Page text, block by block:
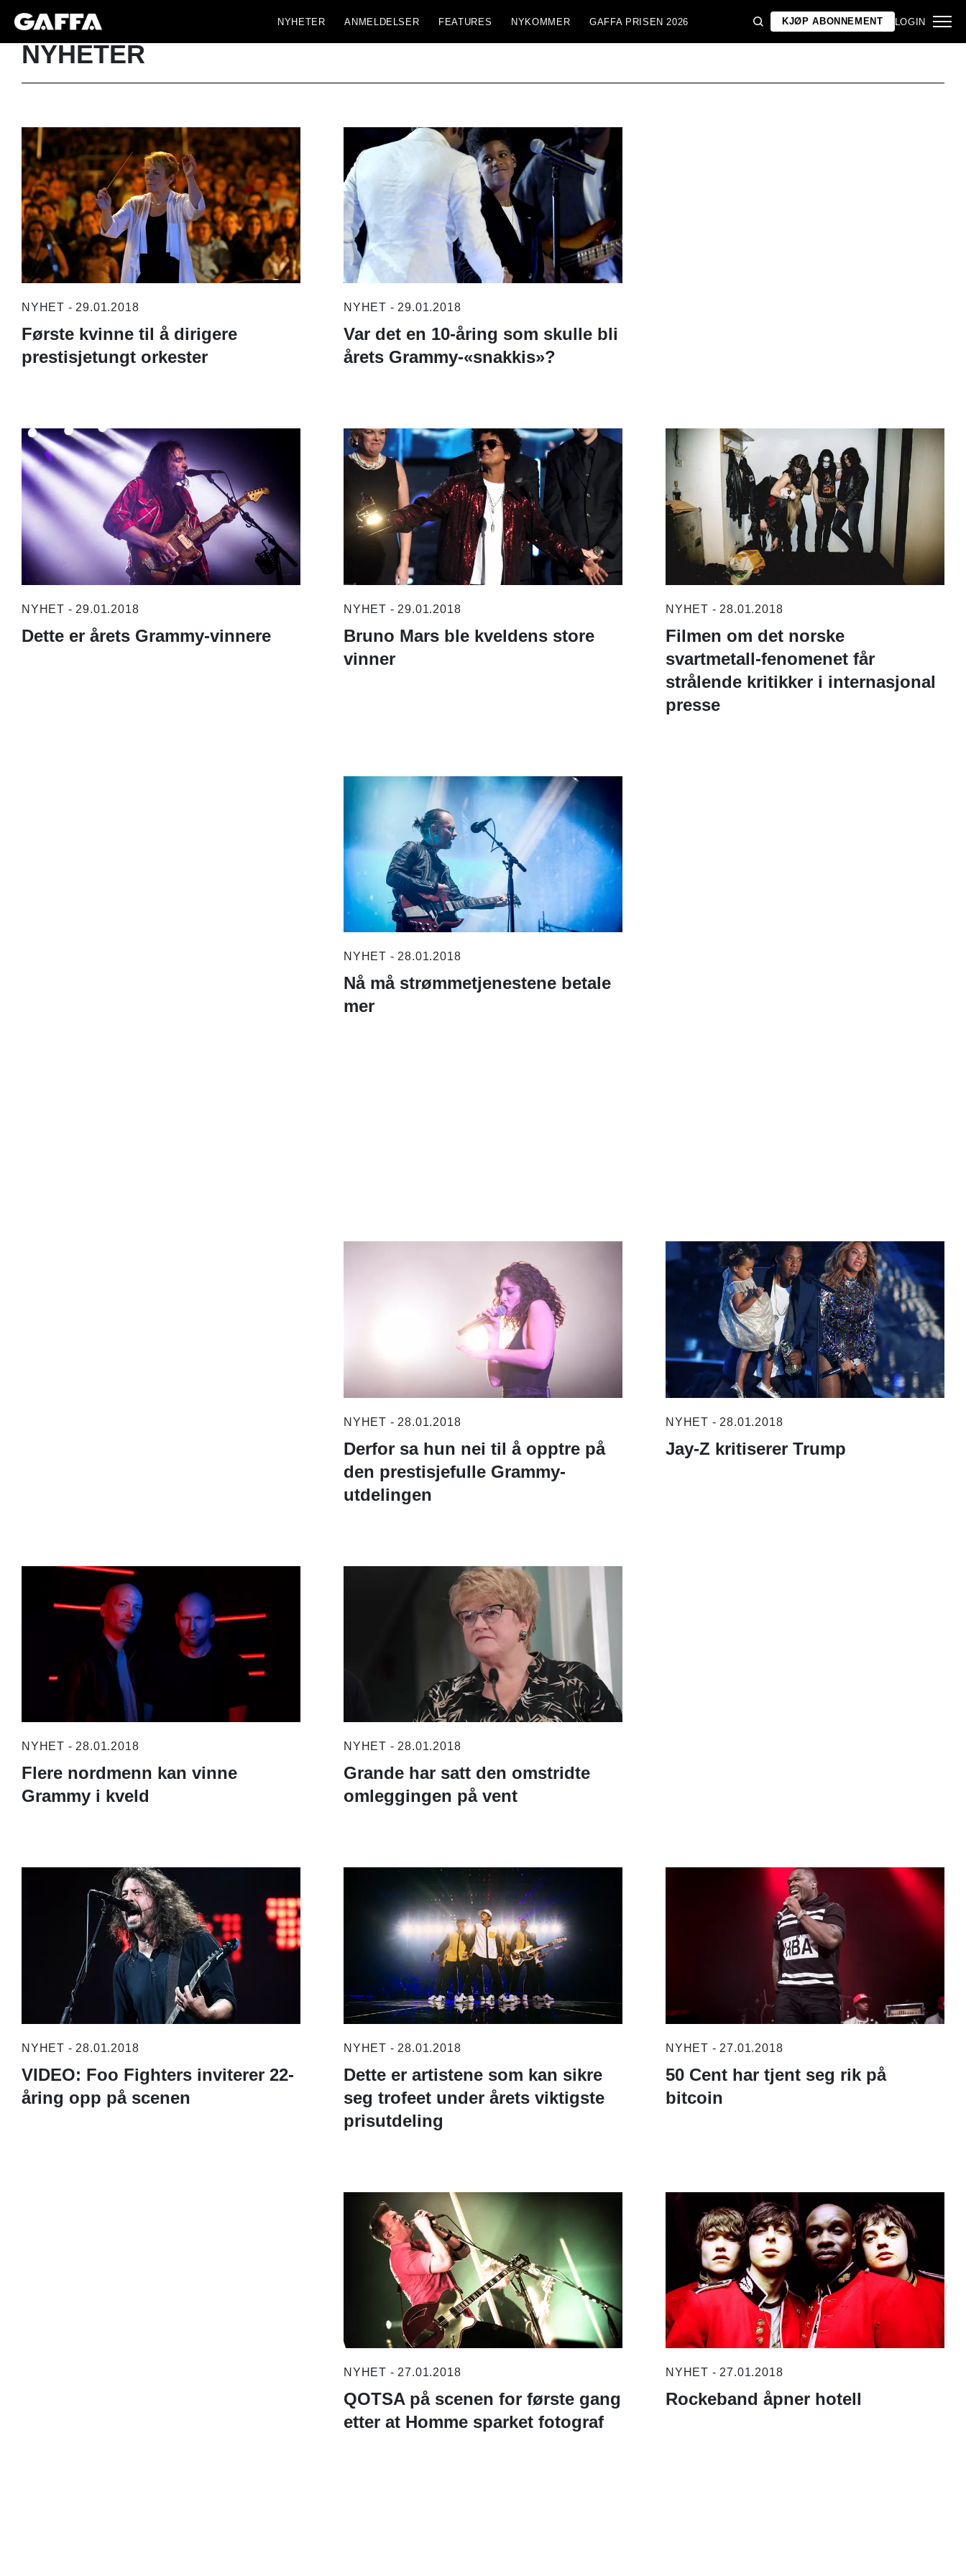
NYHETER ANMELDELSER FEATURES NYKOMMER GAFFA PRISEN 2026 KJØP ABONNEMENT LOGIN
NYHETER
NYHET - 29.01.2018
Første kvinne til å dirigere
prestisjetungt orkester
NYHET - 29.01.2018
Var det en 10-åring som skulle bli
årets Grammy-«snakkis»?
NYHET - 29.01.2018
Dette er årets Grammy-vinnere
NYHET - 29.01.2018
Bruno Mars ble kveldens store
vinner
NYHET - 28.01.2018
Filmen om det norske
svartmetall-fenomenet får
strålende kritikker i internasjonal
presse
NYHET - 28.01.2018
Nå må strømmetjenestene betale
mer
NYHET - 28.01.2018
Derfor sa hun nei til å opptre på
den prestisjefulle Grammy-
utdelingen
NYHET - 28.01.2018
Jay-Z kritiserer Trump
NYHET - 28.01.2018
Flere nordmenn kan vinne
Grammy i kveld
NYHET - 28.01.2018
Grande har satt den omstridte
omleggingen på vent
NYHET - 28.01.2018
VIDEO: Foo Fighters inviterer 22-
åring opp på scenen
NYHET - 28.01.2018
Dette er artistene som kan sikre
seg trofeet under årets viktigste
prisutdeling
NYHET - 27.01.2018
50 Cent har tjent seg rik på
bitcoin
NYHET - 27.01.2018
QOTSA på scenen for første gang
etter at Homme sparket fotograf
NYHET - 27.01.2018
Rockeband åpner hotell